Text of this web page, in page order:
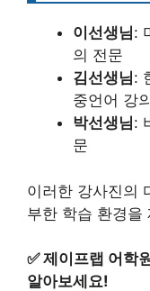
이선생님:
의 전문
김선생님:
중언어 강의
박선생님:
문
이러한 강사진의
부한 학습 환경을
✅제이프랩 어학
알아보세요!